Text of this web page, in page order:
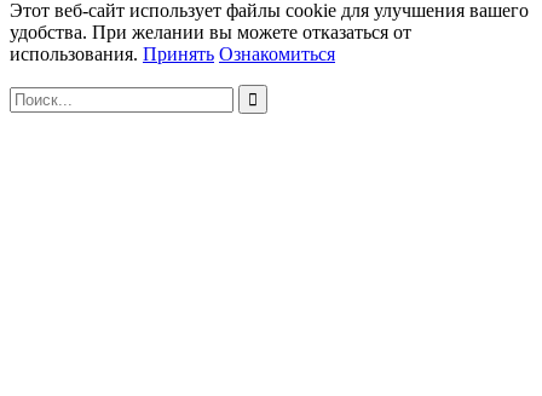
Этот веб-сайт использует файлы cookie для улучшения вашего
удобства. При желании вы можете отказаться от
использования. Принять Ознакомиться